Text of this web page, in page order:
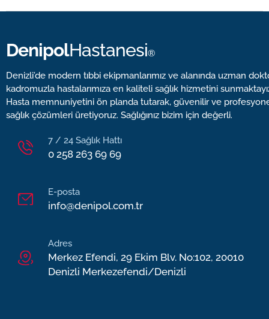
DenipolHastanesi®
Denizli’de modern tıbbi ekipmanlarımız ve alanında uzman
kadromuzla hastalarımıza en kaliteli sağlık hizmetini
Hasta memnuniyetini ön planda tutarak, güvenilir ve
sağlık çözümleri üretiyoruz. Sağlığınız bizim için değerli.
7 / 24 Sağlık Hattı
0 258 263 69 69
E-posta
info@denipol.com.tr
Adres
Merkez Efendi, 29 Ekim Blv. No:102, 20010
Denizli Merkezefendi/Denizli